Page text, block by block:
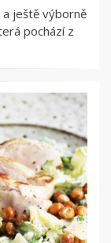
ještě výborně
pochází z